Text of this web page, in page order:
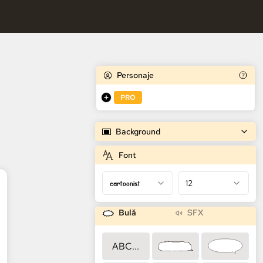
Personaje
PRO
Background
Font
cartoonist 12
Bulă SFX
ABC...